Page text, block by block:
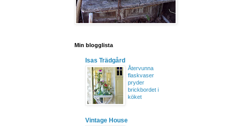
Min blogglista
Isas Trädgård
Återvunna
flaskvaser
pryder
brickbordet i
köket
Vintage House